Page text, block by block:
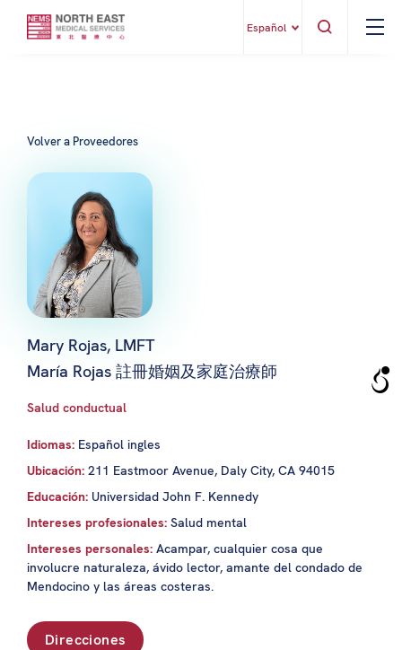
Español
Volver a Proveedores
Mary Rojas, LMFT
María Rojas 註冊婚姻及家庭治療師
Salud conductual
Idiomas: Español ingles
Ubicación: 211 Eastmoor Avenue, Daly City, CA 94015
Educación: Universidad John F. Kennedy
Intereses profesionales: Salud mental
Intereses personales: Acampar, cualquier cosa que
involucre naturaleza, ávido lector, amante del condado de
Mendocino y las áreas costeras.
Direcciones